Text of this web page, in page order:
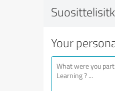
Your